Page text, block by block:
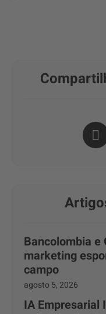
Bancolombia e
marketing
campo
agosto 5, 2026
IA Empresarial